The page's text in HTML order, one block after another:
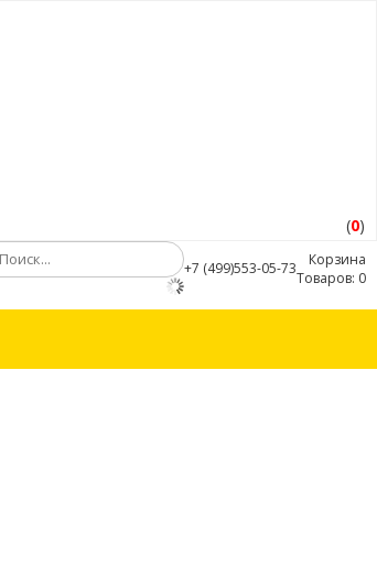
(0)
+7 (499)553-05-73
Корзина
Товаров: 0